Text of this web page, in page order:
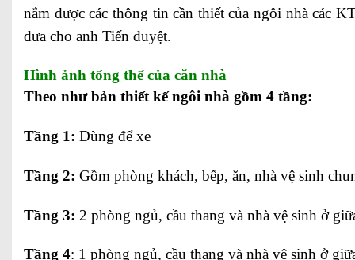
nắm được các thông tin cần thiết của ngôi nhà các
đưa cho anh Tiến duyệt.
Hình ảnh tổng thể của căn nhà
Theo như bản thiết kế ngôi nhà gồm 4 tầng:
Tầng 1: Dùng để xe
Tầng 2: Gồm phòng khách, bếp, ăn, nhà vệ sinh
Tầng 3: 2 phòng ngủ, cầu thang và nhà vệ sinh ở
Tầng 4: 1 phòng ngủ, cầu thang và nhà vệ sinh ở